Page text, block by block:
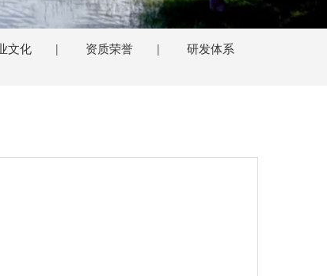
文化 | 资质荣誉 | 研发体系